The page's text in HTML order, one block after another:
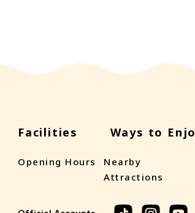
Facilities Ways to
Opening Hours
Nearby
Attractions